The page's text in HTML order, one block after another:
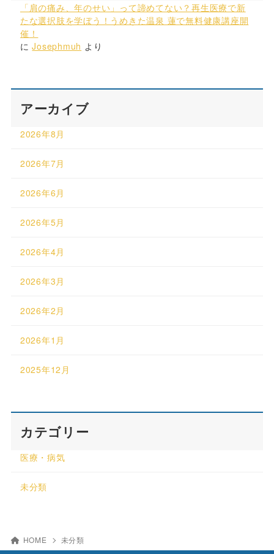
「肩の痛み、年のせい」って諦めてない？再生医療で新
たな選択肢を学ぼう！うめきた温泉 蓮で無料健康講座開
催！
にJosephmuh より
アーカイブ
2026年8月
2026年7月
2026年6月
2026年5月
2026年4月
2026年3月
2026年2月
2026年1月
2025年12月
カテゴリー
医療・病気
未分類
HOME 未分類